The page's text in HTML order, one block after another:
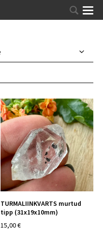
TURMALIINKVARTS murtud
tipp (31x19x10mm)
15,00 €